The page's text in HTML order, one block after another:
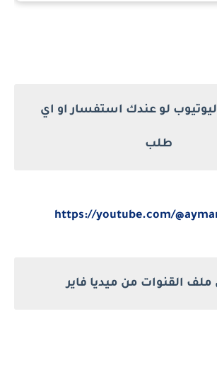
لو عندك استفسار او اي
طلب
https://youtube.com/
القنوات من ميديا فاير